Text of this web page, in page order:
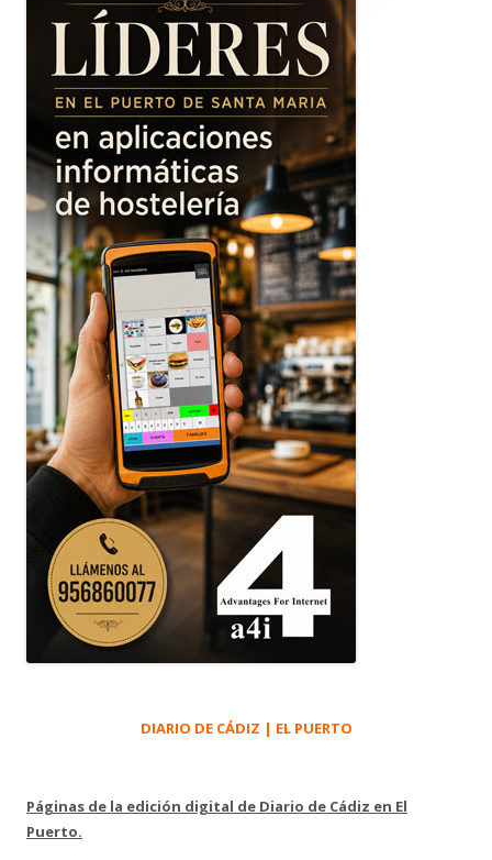
principal
DIARIO DE CÁDIZ | EL PUERTO
Páginas de la edición digital de Diario de Cádiz en El
Puerto.